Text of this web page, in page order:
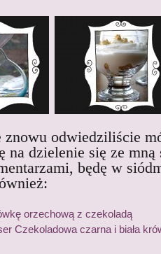
znowu odwiedziliście
na dzielenie się ze
będę w
orzechową z czekoladą
Czekoladowa czarna i biała